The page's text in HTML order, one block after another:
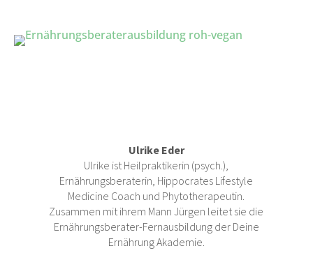
Ulrike Eder
Ulrike ist Heilpraktikerin (psych.),
Ernährungsberaterin, Hippocrates Lifestyle
Medicine Coach und Phytotherapeutin.
Zusammen mit ihrem Mann Jürgen leitet sie die
Ernährungsberater-Fernausbildung der Deine
Ernährung Akademie.